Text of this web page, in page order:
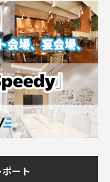
ート